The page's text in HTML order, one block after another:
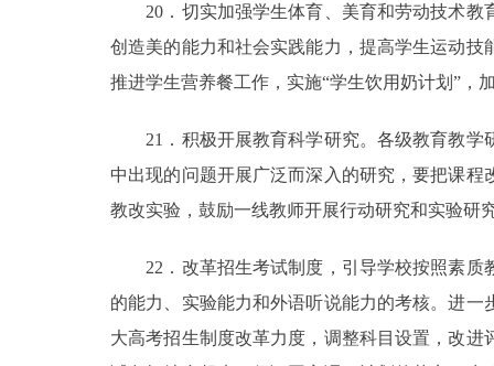
20．切实加强学生体育、美育和劳动技术教
创造美的能力和社会实践能力，提高学生运动
推进学生营养餐工作，实施“学生饮用奶计划”，
21．积极开展教育科学研究。各级教育教学
中出现的问题开展广泛而深入的研究，要把课
教改实验，鼓励一线教师开展行动研究和实验研
22．改革招生考试制度，引导学校按照素质
的能力、实验能力和外语听说能力的考核。进
大高考招生制度改革力度，调整科目设置，改